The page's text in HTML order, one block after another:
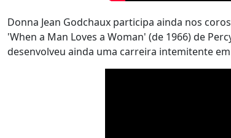
Donna Jean Godchaux participa ainda nos
'When a Man Loves a Woman' (de 1966) de
desenvolveu ainda uma carreira intemitente